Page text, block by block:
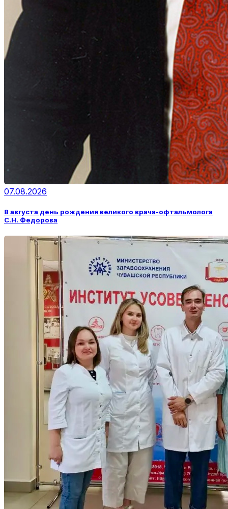
07.08.2026
8 августа день рождения великого врача-офтальмолога
С.Н. Федорова